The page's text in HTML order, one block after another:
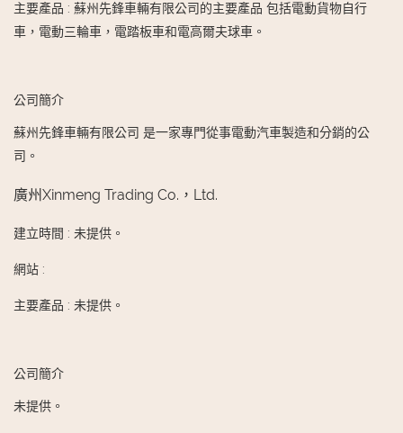
主要產品 : 蘇州先鋒車輛有限公司的主要產品 包括電動貨物自行
車，電動三輪車，電踏板車和電高爾夫球車。
公司簡介
蘇州先鋒車輛有限公司 是一家專門從事電動汽車製造和分銷的公
司。
廣州Xinmeng Trading Co.，Ltd.
建立時間 : 未提供。
網站 :
主要產品 : 未提供。
公司簡介
未提供。